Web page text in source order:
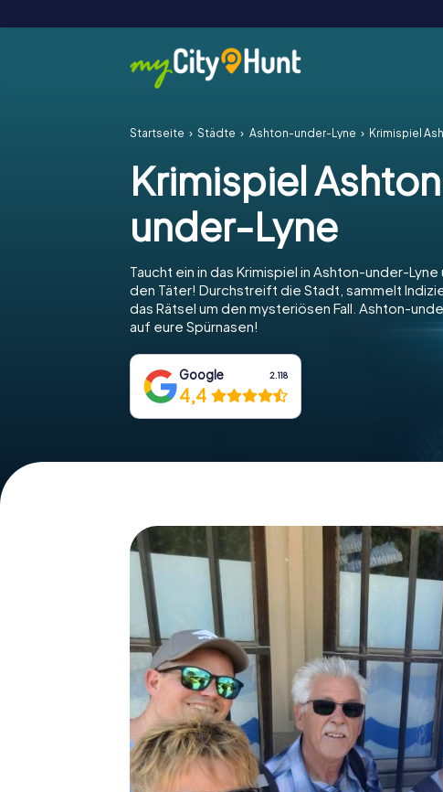
Startseite Städte Ashton-under-Lyne Krimispiel
Krimispiel
under-Lyne
Taucht ein in das Krimispiel in Ashton-under-
den Täter! Durchstreift die Stadt, sammelt
das Rätsel um den mysteriösen Fall. Ashton-
auf eure Spürnasen!
Google 2.118
4,4